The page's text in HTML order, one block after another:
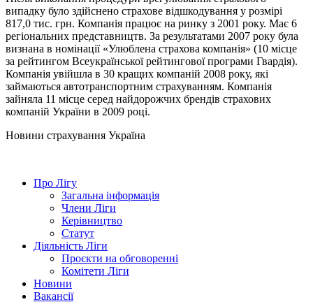
випадку було здійснено страхове відшкодування у розмірі
817,0 тис. грн. Компанія працює на ринку з 2001 року. Має 6
регіональних представництв. За результатами 2007 року була
визнана в номінації «Улюблена страхова компанія» (10 місце
за рейтингом Всеукраїнської рейтингової програми Гвардія).
Компанія увійшла в 30 кращих компаній 2008 року, які
займаються автотранспортним страхуванням. Компанія
зайняла 11 місце серед найдорожчих брендів страхових
компаній України в 2009 році.
Новини страхування Україна
Про Лігу
Загальна інформація
Члени Ліги
Керівництво
Статут
Діяльність Ліги
Проєкти на обговоренні
Комітети Ліги
Новини
Вакансії